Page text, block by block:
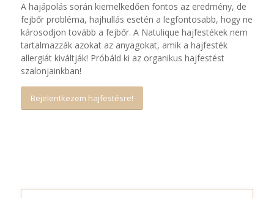
A hajápolás során kiemelkedően fontos az eredmény, de
fejbőr probléma, hajhullás esetén a legfontosabb, hogy ne
károsodjon tovább a fejbőr. A Natulique hajfestékek nem
tartalmazzák azokat az anyagokat, amik a hajfesték
allergiát kiváltják! Próbáld ki az organikus hajfestést
szalonjainkban!
Bejelentkezem hajfestésre!